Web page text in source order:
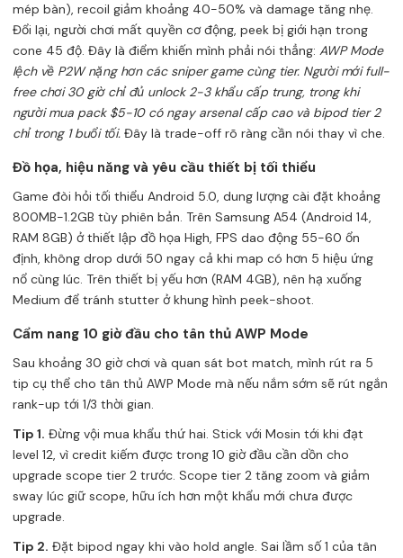
mép bàn), recoil giảm khoảng 40-50% và damage tăng nhẹ.
Đổi lại, người chơi mất quyền cơ động, peek bị giới hạn trong
cone 45 độ. Đây là điểm khiến mình phải nói thẳng: AWP Mode
lệch về P2W nặng hơn các sniper game cùng tier. Người mới full-
free chơi 30 giờ chỉ đủ unlock 2-3 khẩu cấp trung, trong khi
người mua pack $5-10 có ngay arsenal cấp cao và bipod tier 2
chỉ trong 1 buổi tối. Đây là trade-off rõ ràng cần nói thay vì che.
Đồ họa, hiệu năng và yêu cầu thiết bị tối thiểu
Game đòi hỏi tối thiểu Android 5.0, dung lượng cài đặt khoảng
800MB-1.2GB tùy phiên bản. Trên Samsung A54 (Android 14,
RAM 8GB) ở thiết lập đồ họa High, FPS dao động 55-60 ổn
định, không drop dưới 50 ngay cả khi map có hơn 5 hiệu ứng
nổ cùng lúc. Trên thiết bị yếu hơn (RAM 4GB), nên hạ xuống
Medium để tránh stutter ở khung hình peek-shoot.
Cẩm nang 10 giờ đầu cho tân thủ AWP Mode
Sau khoảng 30 giờ chơi và quan sát bot match, mình rút ra 5
tip cụ thể cho tân thủ AWP Mode mà nếu nắm sớm sẽ rút ngắn
rank-up tới 1/3 thời gian.
Tip 1. Đừng vội mua khẩu thứ hai. Stick với Mosin tới khi đạt
level 12, vì credit kiếm được trong 10 giờ đầu cần dồn cho
upgrade scope tier 2 trước. Scope tier 2 tăng zoom và giảm
sway lúc giữ scope, hữu ích hơn một khẩu mới chưa được
upgrade.
Tip 2. Đặt bipod ngay khi vào hold angle. Sai lầm số 1 của tân